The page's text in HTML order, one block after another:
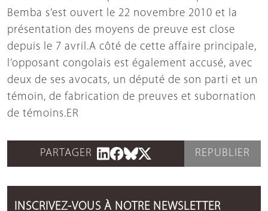
Bemba s’est ouvert le 22 novembre 2010 et la
présentation des moyens de preuve est close
depuis le 7 avril.A côté de cette affaire principale,
l’opposant congolais est également accusé, avec
deux de ses avocats, un député de son parti et un
témoin, de fabrication de preuves et subornation
de témoins.ER
PARTAGER REPUBLIER
INSCRIVEZ-VOUS À NOTRE NEWSLETTER